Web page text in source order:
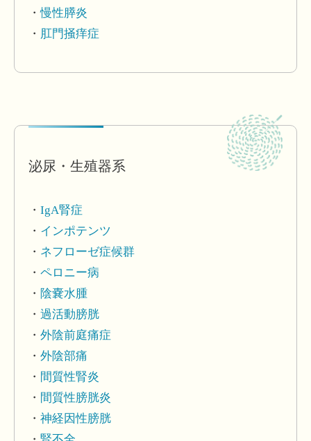
慢性膵炎
肛門掻痒症
泌尿・生殖器系
IgA腎症
インポテンツ
ネフローゼ症候群
ペロニー病
陰嚢水腫
過活動膀胱
外陰前庭痛症
外陰部痛
間質性腎炎
間質性膀胱炎
神経因性膀胱